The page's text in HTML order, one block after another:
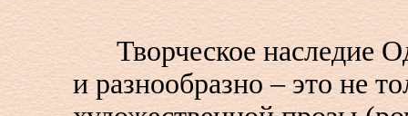
Творческое наследие
и разнообразно – это не